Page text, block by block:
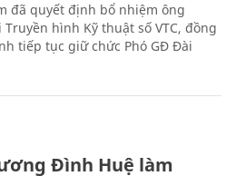
đã quyết định bổ nhiệm ông
hình Kỹ thuật số VTC, đồng
tiếp tục giữ chức Phó GĐ Đài
Đình Huệ làm